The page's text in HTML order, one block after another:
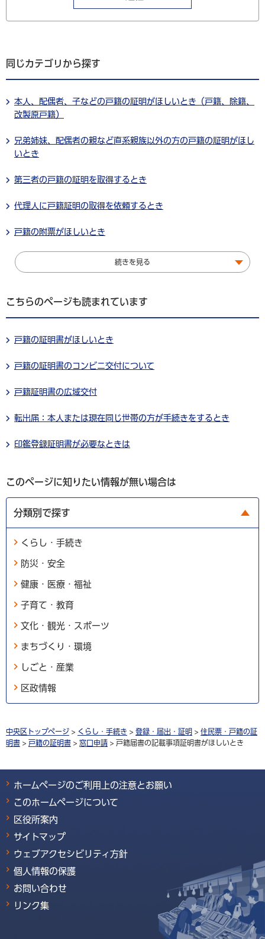
同じカテゴリから探す
本人、配偶者、子などの戸籍の証明がほしいとき（戸籍、除籍、
改製原戸籍）
兄弟姉妹、配偶者の親など直系親族以外の方の戸籍の証明がほし
いとき
第三者の戸籍の証明を取得するとき
代理人に戸籍証明の取得を依頼するとき
戸籍の附票がほしいとき
続きを見る
こちらのページも読まれています
戸籍の証明書がほしいとき
戸籍の証明書のコンビニ交付について
戸籍証明書の広域交付
転出届：本人または現在同じ世帯の方が手続きをするとき
印鑑登録証明書が必要なときは
このページに知りたい情報が無い場合は
分類別で探す
くらし・手続き
防災・安全
健康・医療・福祉
子育て・教育
文化・観光・スポーツ
まちづくり・環境
しごと・産業
区政情報
中央区トップページ > くらし・手続き > 登録・届出・証明 > 住民票・戸籍の証
明書 > 戸籍の証明書 > 窓口申請 > 戸籍届書の記載事項証明書がほしいとき
ホームページのご利用上の注意とお願い
このホームページについて
区役所案内
サイトマップ
ウェブアクセシビリティ方針
個人情報の保護
お問い合わせ
リンク集